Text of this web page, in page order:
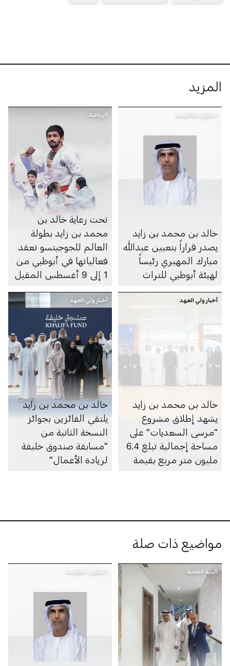
المزيد
الشؤون الحكومية
خالد بن محمد بن زايد
يصدر قراراً بتعيين عبدالله
مبارك المهيري رئيساً
لهيئة أبوظبي للتراث
الرياضة
تحت رعاية خالد بن
محمد بن زايد بطولة
العالم للجوجيتسو تعقد
فعالياتها في أبوظبي من
1 إلى 9 أغسطس المقبل
أخبار ولي العهد
خالد بن محمد بن زايد
يشهد إطلاق مشروع
"مرسى السعديات" على
مساحة إجمالية تبلغ 6.4
مليون متر مربع بقيمة
أخبار ولي العهد
خالد بن محمد بن زايد
يلتقي الفائزين بجوائز
النسخة الثانية من
"مسابقة صندوق خليفة
لريادة الأعمال"
مواضيع ذات صلة
البنية التحتية الشؤون الحكومية